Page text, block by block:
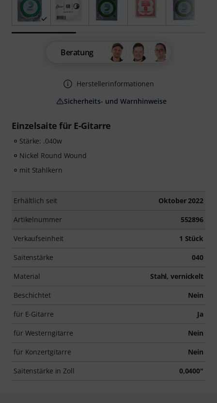
Einzelsaite für E-Gitarre
Stärke: .040w
Nickel Round Wound
mit Stahlkern
Erhältlich seit Oktober 2022
Artikelnummer 552896
Verkaufseinheit 1 Stück
Saitenstärke 040
Material Stahl, vernickelt
Beschichtet Nein
für E-Gitarre Ja
für Westerngitarre Nein
für Konzertgitarre Nein
Saitenstärke in Zoll 0,0400"
Beratung
Herstellerinformationen
Sicherheits- und Warnhinweise